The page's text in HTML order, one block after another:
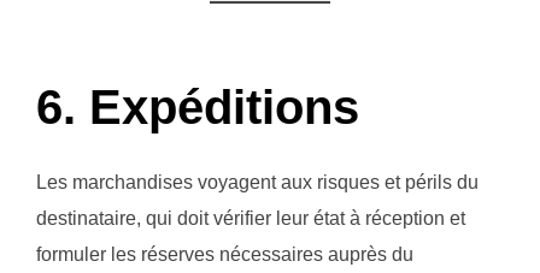
6. Expéditions
Les marchandises voyagent aux risques et périls du
destinataire, qui doit vérifier leur état à réception et
formuler les réserves nécessaires auprès du